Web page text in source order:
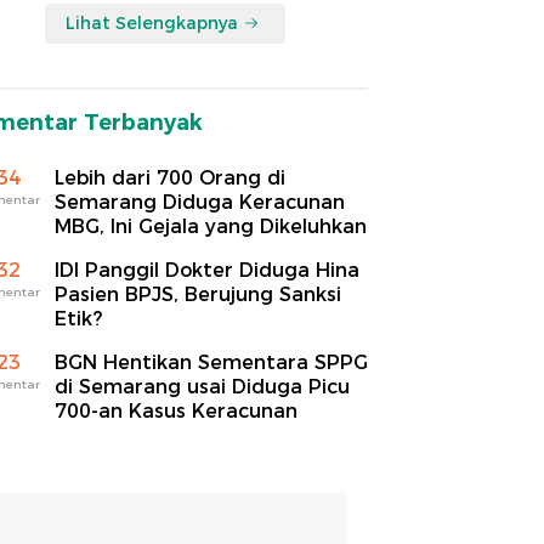
Lihat Selengkapnya
Terbanyak
Lebih dari 700 Orang di
Semarang Diduga Keracunan
MBG, Ini Gejala yang Dikeluhkan
IDI Panggil Dokter Diduga Hina
Pasien BPJS, Berujung Sanksi
Etik?
BGN Hentikan Sementara SPPG
di Semarang usai Diduga Picu
700-an Kasus Keracunan